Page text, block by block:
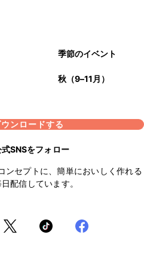
季節のイベント
秋（9–11月）
ンロードする
SNSをフォロー
ンセプトに、簡単においしく作れる
配信しています。